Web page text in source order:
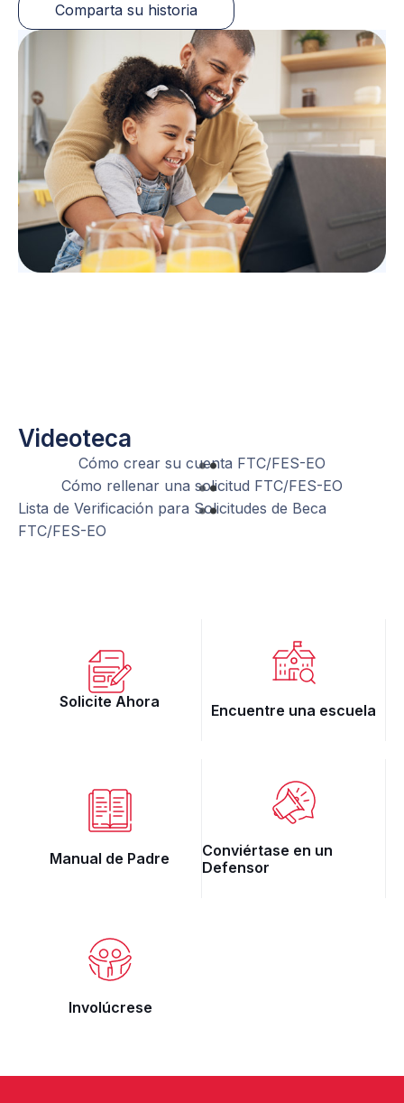
Comparta su historia
Videoteca
Cómo crear su cuenta FTC/FES-EO
Cómo rellenar una solicitud FTC/FES-EO
Lista de Verificación para Solicitudes de Beca
FTC/FES-EO
Solicite Ahora Encuentre una escuela
Manual de Padre
Conviértase en un
Defensor
Involúcrese